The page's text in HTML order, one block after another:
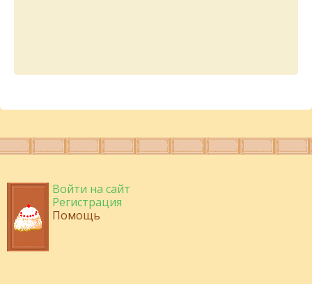
Войти на сайт
Регистрация
Помощь